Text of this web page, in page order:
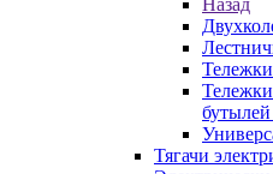
Назад
Тягачи